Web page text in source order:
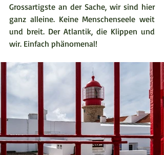
Grossartigste an der Sache, wir sind hier
ganz alleine. Keine Menschenseele weit
und breit. Der Atlantik, die Klippen und
wir. Einfach phänomenal!